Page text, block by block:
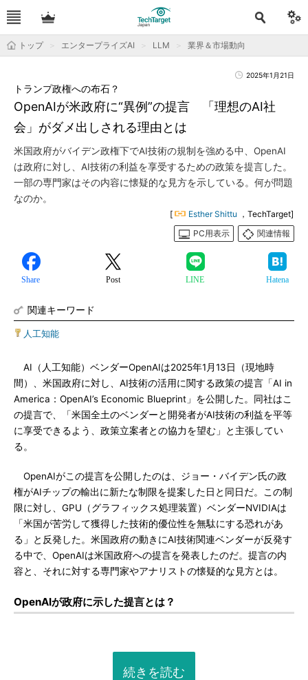
トップ エンタープライズAI LLM 業界＆市場動向
2025年1月21日
OpenAIが米政府に“異例”の提言 「理想のAI社
会」がダメ出しされる理由とは
トランプ政権への布石？
米国政府がバイデン政権下でAI技術の規制を強める中、OpenAI
は政府に対し、AI技術の利益を享受するための政策を提言した。
一部の専門家はその内容に懐疑的な見方を示している。何が問題
なのか。
[ Esther Shittu ，TechTarget]
PC用表示
関連情報
Share Post LINE Hatena
関連キーワード
人工知能
AI（人工知能）ベンダーOpenAIは2025年1月13日（現地時
間）、米国政府に対し、AI技術の活用に関する政策の提言「AI in
America：OpenAI’s Economic Blueprint」を公開した。同社はこ
の提言で、「米国全土のベンダーと開発者がAI技術の利益を平等
に享受できるよう、政策立案者との協力を望む」と主張してい
る。
OpenAIがこの提言を公開したのは、ジョー・バイデン氏の政
権がAIチップの輸出に新たな制限を提案した日と同日だ。この制
限に対し、GPU（グラフィックス処理装置）ベンダーNVIDIAは
「米国が苦労して獲得した技術的優位性を無駄にする恐れがあ
る」と反発した。米国政府の動きにAI技術関連ベンダーが反発す
る中で、OpenAIは米国政府への提言を発表したのだ。提言の内
容と、それに対する専門家やアナリストの懐疑的な見方とは。
OpenAIが政府に示した提言とは？
続きを読む